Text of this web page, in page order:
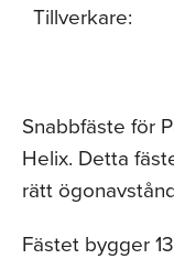
Tillverkare:
Snabbfäste för
Helix. Detta
rätt
Fästet bygger